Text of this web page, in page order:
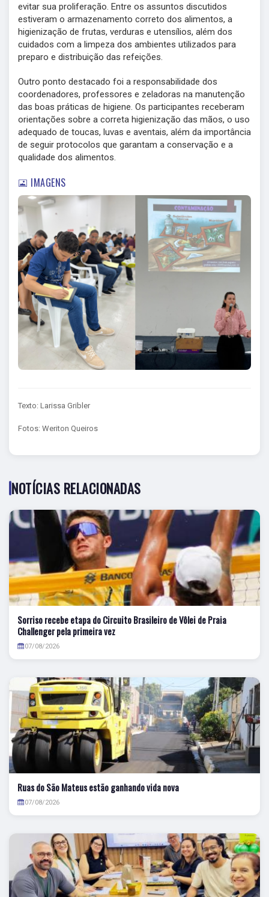
evitar sua proliferação. Entre os assuntos discutidos
estiveram o armazenamento correto dos alimentos, a
higienização de frutas, verduras e utensílios, além dos
cuidados com a limpeza dos ambientes utilizados para
preparo e distribuição das refeições.
Outro ponto destacado foi a responsabilidade dos
coordenadores, professores e zeladoras na manutenção
das boas práticas de higiene. Os participantes receberam
orientações sobre a correta higienização das mãos, o uso
adequado de toucas, luvas e aventais, além da importância
de seguir protocolos que garantam a conservação e a
qualidade dos alimentos.
IMAGENS
Texto: Larissa Gribler
Fotos: Weriton Queiros
NOTÍCIAS RELACIONADAS
Sorriso recebe etapa do Circuito Brasileiro de Vôlei de Praia
Challenger pela primeira vez
07/08/2026
Ruas do São Mateus estão ganhando vida nova
07/08/2026